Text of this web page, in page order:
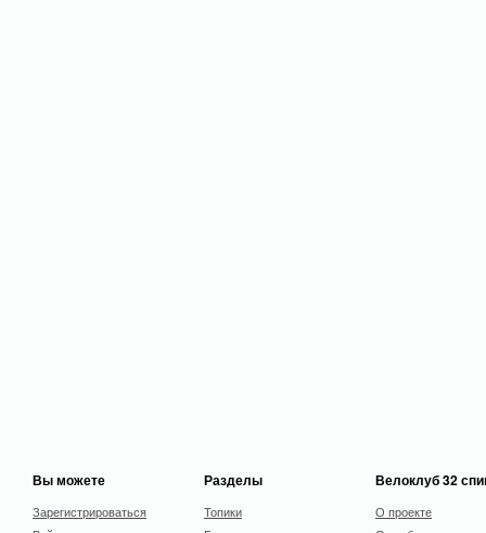
Вы можете
Зарегистрироваться
Разделы
Топики
Велоклуб 32
О проекте